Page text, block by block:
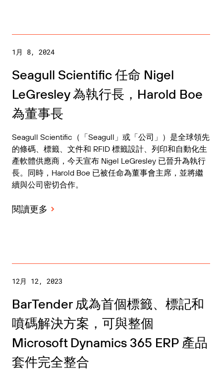
1月 8, 2024
Seagull Scientific 任命 Nigel
LeGresley 為執行長，Harold Boe
為董事長
Seagull Scientific（「Seagull」或「公司」）是全球領先
的條碼、標籤、文件和 RFID 標籤設計、列印和自動化生
產軟體供應商，今天宣布 Nigel LeGresley 已晉升為執行
長。同時，Harold Boe 已被任命為董事會主席，並將繼
續與公司密切合作。
閱讀更多
12月 12, 2023
BarTender 成為首個標籤、標記和
噴碼解決方案，可與整個
Microsoft Dynamics 365 ERP 產品
套件完全整合